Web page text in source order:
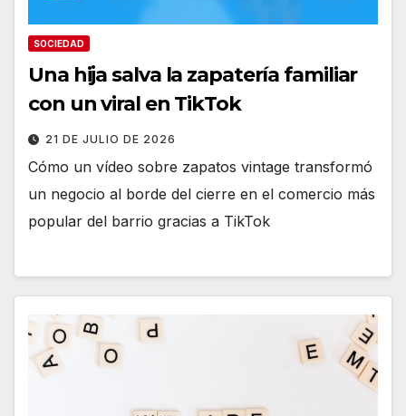
SOCIEDAD
Una hija salva la zapatería familiar
con un viral en TikTok
21 DE JULIO DE 2026
Cómo un vídeo sobre zapatos vintage transformó
un negocio al borde del cierre en el comercio más
popular del barrio gracias a TikTok